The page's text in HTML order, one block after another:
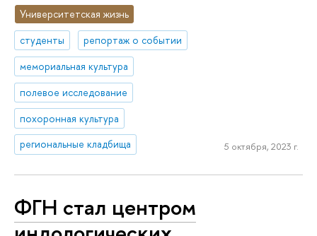
Университетская жизнь
студенты
репортаж о событии
мемориальная культура
полевое исследование
похоронная культура
региональные кладбища
5 октября, 2023 г.
ФГН стал центром